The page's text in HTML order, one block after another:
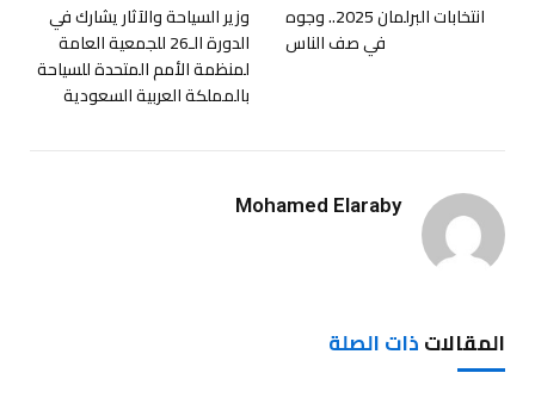
انتخابات البرلمان 2025.. وجوه
في صف الناس
وزير السياحة والآثار يشارك في
الدورة الـ26 للجمعية العامة
لمنظمة الأمم المتحدة للسياحة
بالمملكة العربية السعودية
Mohamed Elaraby
المقالاتذات الصلة